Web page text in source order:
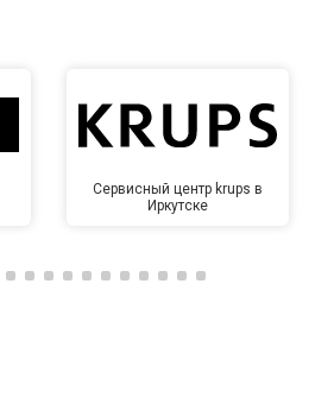
Сервисный центр krups в
Иркутске